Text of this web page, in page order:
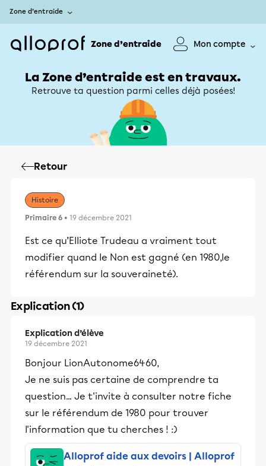
Zone d’entraide
Zone d’entraide Mon compte
La Zone d’entraide est en travaux.
Retrouve ta question parmi celles déjà posées!
Retour
Histoire
Primaire 6 • 19 décembre 2021
Est ce qu’Elliote Trudeau a vraiment tout
modifier quand le Non est gagné (en 1980,le
référendum sur la souveraineté).
Explication (1)
Explication d’élève
19 décembre 2021
Bonjour LionAutonome6460,
Je ne suis pas certaine de comprendre ta
question... Je t'invite à consulter notre fiche
sur le référendum de 1980 pour trouver
l'information que tu cherches ! :)
Alloprof aide aux devoirs | Alloprof